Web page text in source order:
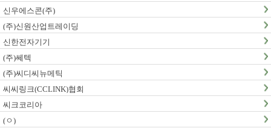
신우에스콘(주)
(주)신원산업트레이딩
신한전자기기
(주)쎄텍
(주)씨디씨뉴메틱
씨씨링크(CCLINK)협회
씨크코리아
(ㅇ)